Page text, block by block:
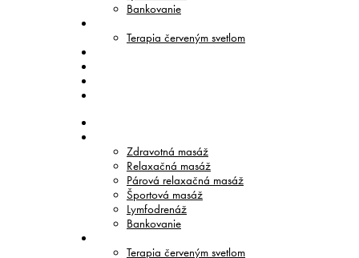
Bankovanie
Terapia červeným svetlom
Zdravotná masáž
Relaxačná masáž
Párová relaxačná masáž
Športová masáž
Lymfodrenáž
Bankovanie
Terapia červeným svetlom